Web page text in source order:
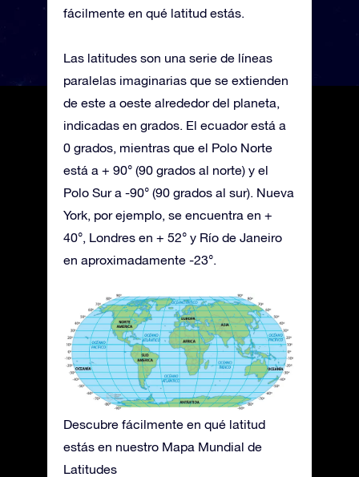
fácilmente en qué latitud estás.
Las latitudes son una serie de líneas
paralelas imaginarias que se extienden
de este a oeste alrededor del planeta,
indicadas en grados. El ecuador está a
0 grados, mientras que el Polo Norte
está a + 90° (90 grados al norte) y el
Polo Sur a -90° (90 grados al sur). Nueva
York, por ejemplo, se encuentra en +
40°, Londres en + 52° y Río de Janeiro
en aproximadamente -23°.
Descubre fácilmente en qué latitud
estás en nuestro Mapa Mundial de
Latitudes